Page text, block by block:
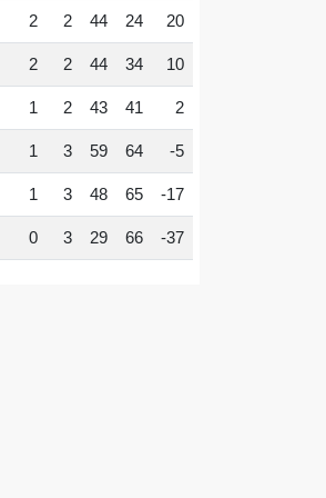
2 2 44 24 20
2 2 44 34 10
1 2 43 41 2
1 3 59 64 -5
1 3 48 65 -17
0 3 29 66 -37